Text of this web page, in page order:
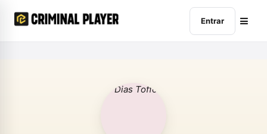
Entrar